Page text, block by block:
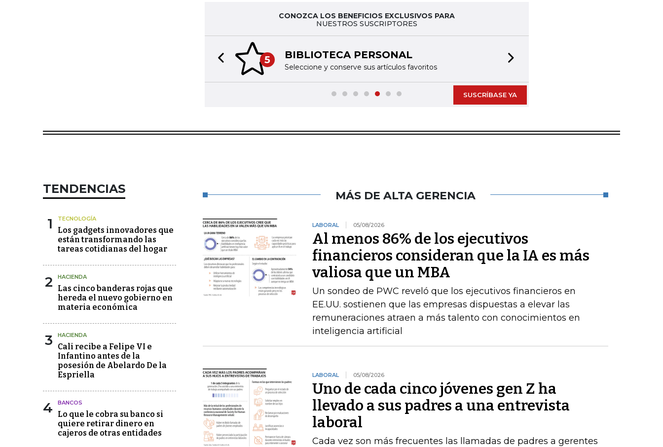
CONOZCA LOS BENEFICIOS EXCLUSIVOS PARA
NUESTROS SUSCRIPTORES
5 BIBLIOTECA PERSONAL
Seleccione y conserve sus artículos favoritos
Previous slide
SUSCRÍBASE YA
TENDENCIAS
1 TECNOLOGÍA
Los gadgets innovadores que
están transformando las
tareas cotidianas del hogar
2 HACIENDA
Las cinco banderas rojas que
hereda el nuevo gobierno en
materia económica
3 HACIENDA
Cali recibe a Felipe VI e
Infantino antes de la
posesión de Abelardo De la
Espriella
4 BANCOS
Lo que le cobra su banco si
quiere retirar dinero en
cajeros de otras entidades
MÁS DE ALTA GERENCIA
LABORAL 05/08/2026
Al menos 86% de los ejecutivos
financieros consideran que la IA es más
valiosa que un MBA
Un sondeo de PWC reveló que los ejecutivos financieros en
EE.UU. sostienen que las empresas dispuestas a elevar las
remuneraciones atraen a más talento con conocimientos en
inteligencia artificial
LABORAL 05/08/2026
Uno de cada cinco jóvenes gen Z ha
llevado a sus padres a una entrevista
laboral
Cada vez son más frecuentes las llamadas de padres a gerentes